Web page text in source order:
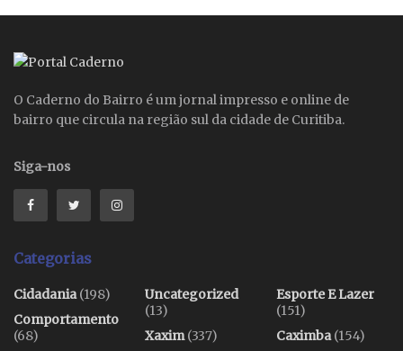
O Caderno do Bairro é um jornal impresso e online de
bairro que circula na região sul da cidade de Curitiba.
Siga-nos
Categorias
Cidadania(198)
Comportamento
(68)
Uncategorized
(13)
Xaxim(337)
Esporte E Lazer
(151)
Caximba(154)